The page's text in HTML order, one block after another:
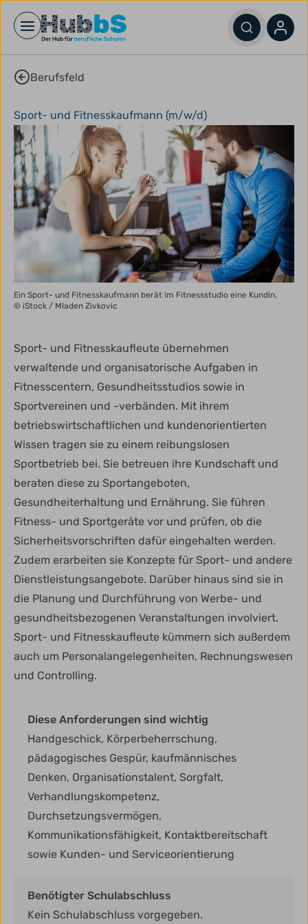
Open main menu
Berufsfeld
Sport- und Fitnesskaufmann (m/w/d)
Ein Sport- und Fitnesskaufmann berät im Fitnessstudio eine Kundin.
© iStock / Mladen Zivkovic
Sport- und Fitnesskaufleute übernehmen
verwaltende und organisatorische Aufgaben in
Fitnesscentern, Gesundheitsstudios sowie in
Sportvereinen und -verbänden. Mit ihrem
betriebswirtschaftlichen und kundenorientierten
Wissen tragen sie zu einem reibungslosen
Sportbetrieb bei. Sie betreuen ihre Kundschaft und
beraten diese zu Sportangeboten,
Gesundheiterhaltung und Ernährung. Sie führen
Fitness- und Sportgeräte vor und prüfen, ob die
Sicherheitsvorschriften dafür eingehalten werden.
Zudem erarbeiten sie Konzepte für Sport- und andere
Dienstleistungsangebote. Darüber hinaus sind sie in
die Planung und Durchführung von Werbe- und
gesundheitsbezogenen Veranstaltungen involviert.
Sport- und Fitnesskaufleute kümmern sich außerdem
auch um Personalangelegenheiten, Rechnungswesen
und Controlling.
Diese Anforderungen sind wichtig
Handgeschick, Körperbeherrschung,
pädagogisches Gespür, kaufmännisches
Denken, Organisationstalent, Sorgfalt,
Verhandlungskompetenz,
Durchsetzungsvermögen,
Kommunikationsfähigkeit, Kontaktbereitschaft
sowie Kunden- und Serviceorientierung
Benötigter Schulabschluss
Kein Schulabschluss vorgegeben.